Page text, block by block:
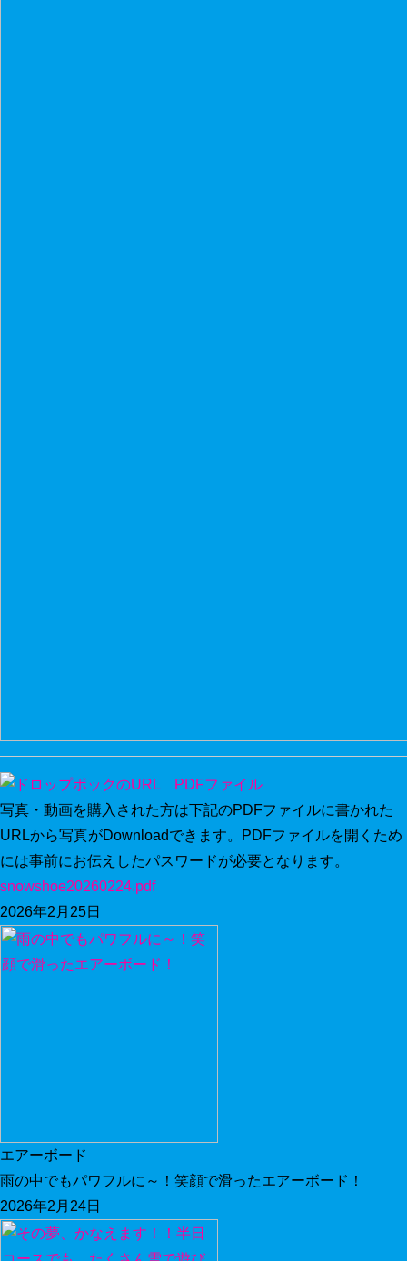
写真・動画を購入された方は下記のPDFファイルに書かれた
URLから写真がDownloadできます。PDFファイルを開くため
には事前にお伝えしたパスワードが必要となります。
snowshoe20260224.pdf
2026年2月25日
エアーボード
雨の中でもパワフルに～！笑顔で滑ったエアーボード！
2026年2月24日